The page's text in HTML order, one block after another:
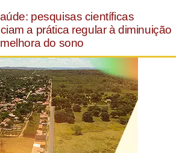
pesquisas científicas
a prática regular à diminuição
do sono